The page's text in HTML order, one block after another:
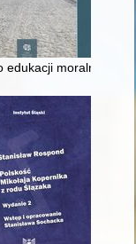
od
edukacji moralnej